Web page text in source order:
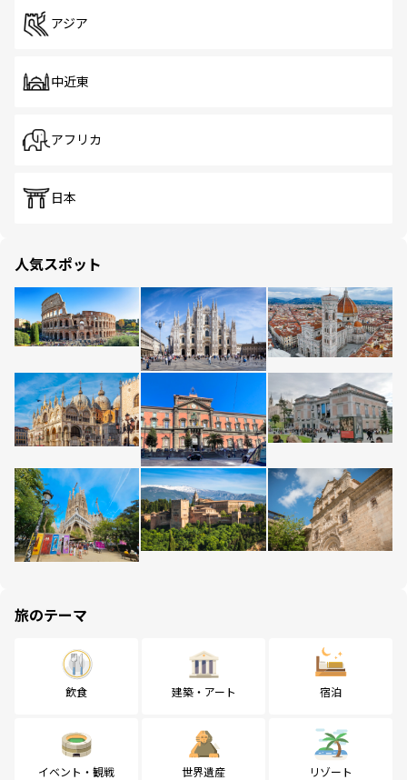
アジア
中近東
アフリカ
日本
人気スポット
旅のテーマ
飲食 建築・アート 宿泊
イベント・観戦 世界遺産 リゾート